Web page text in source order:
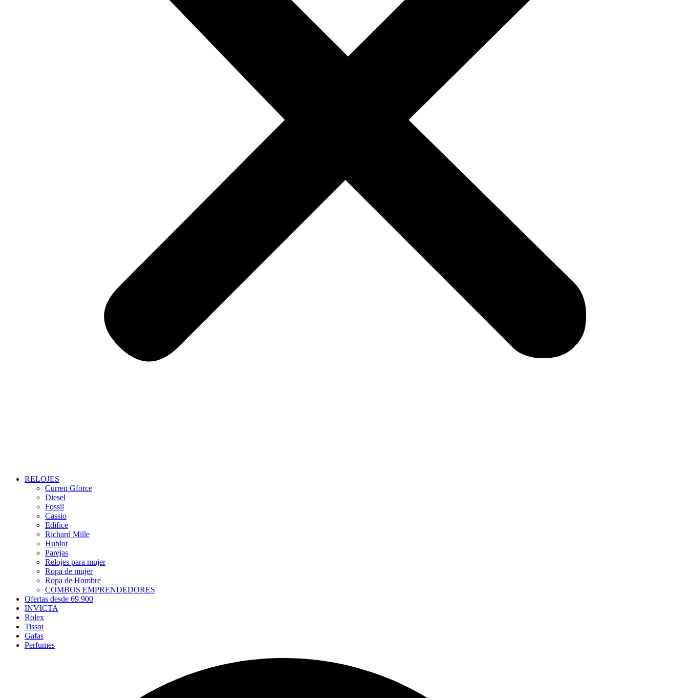
RELOJES
Curren Gforce
Diesel
Fossil
Cassio
Edifice
Richard Mille
Hublot
Parejas
Relojes para mujer
Ropa de mujer
Ropa de Hombre
COMBOS EMPRENDEDORES
Ofertas desde 69.900
INVICTA
Rolex
Tissot
Gafas
Perfumes